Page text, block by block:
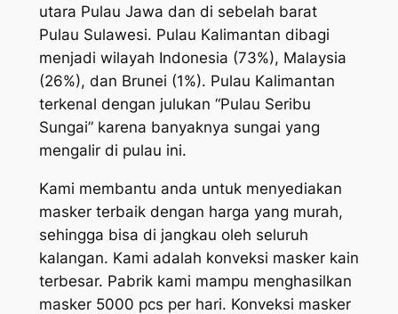
utara Pulau Jawa dan di sebelah barat
Pulau Sulawesi. Pulau Kalimantan dibagi
menjadi wilayah Indonesia (73%), Malaysia
(26%), dan Brunei (1%). Pulau Kalimantan
terkenal dengan julukan “Pulau Seribu
Sungai” karena banyaknya sungai yang
mengalir di pulau ini.
Kami membantu anda untuk menyediakan
masker terbaik dengan harga yang murah,
sehingga bisa di jangkau oleh seluruh
kalangan. Kami adalah konveksi masker kain
terbesar. Pabrik kami mampu menghasilkan
masker 5000 pcs per hari. Konveksi masker